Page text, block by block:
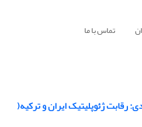
تماس با ما
ژئوپلیتیک ایران و ترکیه(